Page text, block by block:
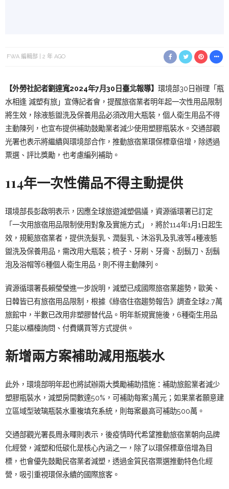
FWA 編輯部 2 年 AGO
【外勞社記者劉達寬2024年7月30日臺北報導】 環境部30日辦理「瓶
水相逢 減塑有旅」宣傳記者會，提醒旅宿業者明年起一次性用品限制
將生效，除液態盥洗及保養用品必須改用大瓶裝，個人衛生用品不得
主動陳列，也宣布提供補助鼓勵業者減少使用塑膠瓶裝水。交通部觀
光署也表示將繼續與環境部合作，推動旅宿業環保標章倍增，除透過
票選、評比獎勵，也考慮編列補助。
114年一次性備品不得主動提供
環境部長彭啟明表示，因應全球旅遊減塑倡議，資源循環署已訂定
「一次用旅宿用品限制使用對象及實施方式」，將於114年1月1日起生
效，規範旅宿業者，提供洗髮乳、潤髮乳、沐浴乳及乳液等4種液態
盥洗及保養用品，需改用大瓶裝；梳子、牙刷、牙膏、刮鬍刀、刮鬍
泡及浴帽等6種個人衛生用品，則不得主動陳列。
資源循環署長賴瑩瑩進一步說明，減塑已成國際旅宿業趨勢，歐美、
日韓皆已有旅宿用品限制，根據《綠宿住宿趨勢報告》調查全球2.7萬
旅館中，半數已改用非塑膠替代品。明年新規實施後，6種衛生用品
只能以櫃檯詢問、付費購買等方式提供。
新增兩方案補助減用瓶裝水
此外，環境部明年起也將試辦兩大獎勵補助措施：補助旅館業者減少
塑膠瓶裝水，減塑房間數達50%，可補助每案3萬元；如果業者願意建
立區域型玻璃瓶裝水重複填充系統，則每案最高可補助500萬。
交通部觀光署長周永暉則表示，後疫情時代希望推動旅宿業朝向品牌
化經營，減塑和低碳化是核心內涵之一，除了以環保標章倍增為目
標，也會優先鼓勵民宿業者減塑，透過金質民宿票選推動特色化經
營，吸引重視環保永續的國際旅客。